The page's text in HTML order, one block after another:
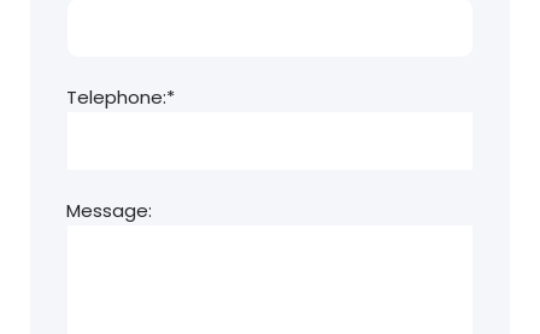
Telephone:*
Message: